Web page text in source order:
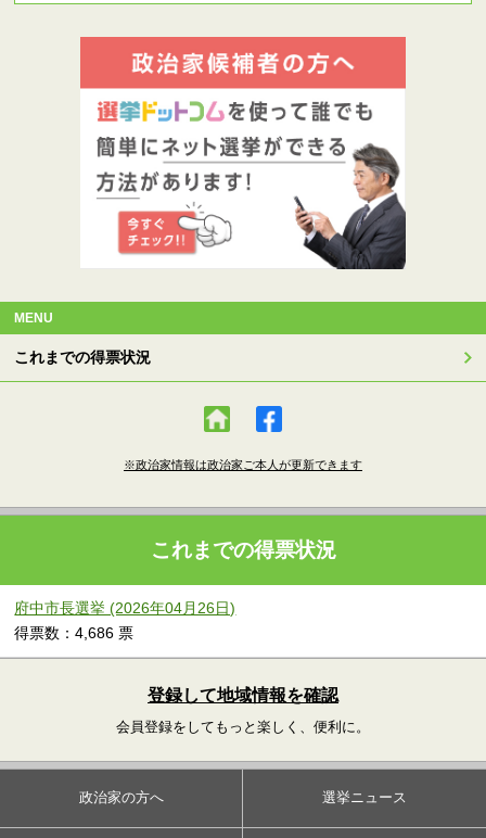
MENU
これまでの得票状況
※政治家情報は政治家ご本人が更新できます
これまでの得票状況
府中市長選挙 (2026年04月26日)
得票数：4,686 票
登録して地域情報を確認
会員登録をしてもっと楽しく、便利に。
政治家の方へ 選挙ニュース